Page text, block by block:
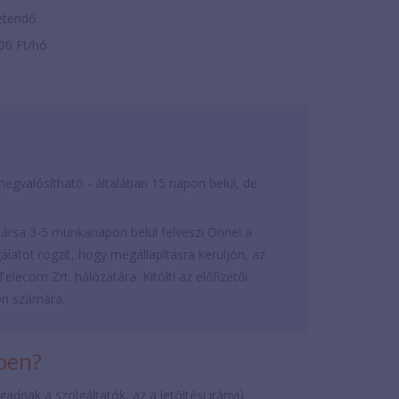
Ft/hó
a szolgáltatók, az a letöltési irányú